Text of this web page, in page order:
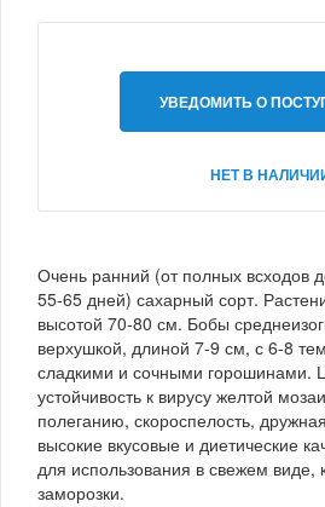
УВЕДОМИТЬ О
НЕТ В
Очень ранний (от полных всходов
55-65 дней) сахарный сорт.
высотой 70-80 см. Бобы
верхушкой, длиной 7-9 см, с 6-8
сладкими и сочными горошинами.
устойчивость к вирусу желтой
полеганию, скороспелость,
высокие вкусовые и диетические
для использования в свежем виде,
заморозки.